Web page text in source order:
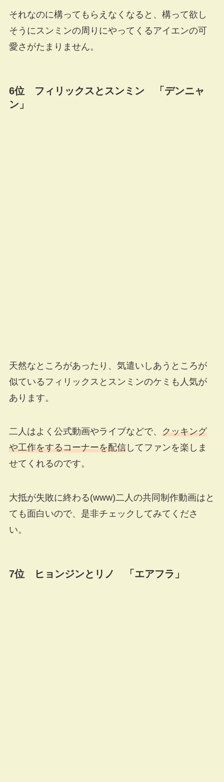
それなのに構ってもらえなくなると、構って欲し
そうにスンミンの周りにやってくるアイエンの可
愛さがたまりません。
6位 フィリックスとスンミン 「デンニャ
ン」
天然なところがあったり、気遣いしあうところが
似ているフィリックスとスンミンのケミも人気が
あります。
二人はよく公式動画やライブなどで、 クッキング
や工作をするコーナーを配信してファンを楽しま
せてくれるのです。
大抵が失敗に終わる(www)二人の共同制作動画はと
ても面白いので、是非チェックしてみてくださ
い。
7位 ヒョンジンとリノ 「エアフラ」